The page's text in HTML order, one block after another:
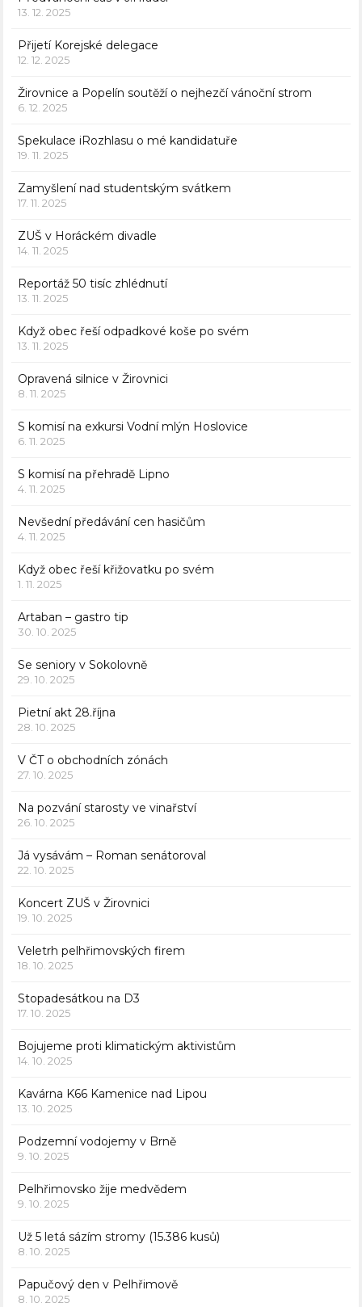
13. 12. 2025
Přijetí Korejské delegace
12. 12. 2025
Žirovnice a Popelín soutěží o nejhezčí vánoční strom
6. 12. 2025
Spekulace iRozhlasu o mé kandidatuře
19. 11. 2025
Zamyšlení nad studentským svátkem
17. 11. 2025
ZUŠ v Horáckém divadle
14. 11. 2025
Reportáž 50 tisíc zhlédnutí
13. 11. 2025
Když obec řeší odpadkové koše po svém
13. 11. 2025
Opravená silnice v Žirovnici
8. 11. 2025
S komisí na exkursi Vodní mlýn Hoslovice
6. 11. 2025
S komisí na přehradě Lipno
4. 11. 2025
Nevšední předávání cen hasičům
4. 11. 2025
Když obec řeší křižovatku po svém
1. 11. 2025
Artaban – gastro tip
30. 10. 2025
Se seniory v Sokolovně
29. 10. 2025
Pietní akt 28.října
28. 10. 2025
V ČT o obchodních zónách
27. 10. 2025
Na pozvání starosty ve vinařství
26. 10. 2025
Já vysávám – Roman senátoroval
22. 10. 2025
Koncert ZUŠ v Žirovnici
19. 10. 2025
Veletrh pelhřimovských firem
18. 10. 2025
Stopadesátkou na D3
17. 10. 2025
Bojujeme proti klimatickým aktivistům
14. 10. 2025
Kavárna K66 Kamenice nad Lipou
13. 10. 2025
Podzemní vodojemy v Brně
9. 10. 2025
Pelhřimovsko žije medvědem
9. 10. 2025
Už 5 letá sázím stromy (15.386 kusů)
8. 10. 2025
Papučový den v Pelhřimově
8. 10. 2025